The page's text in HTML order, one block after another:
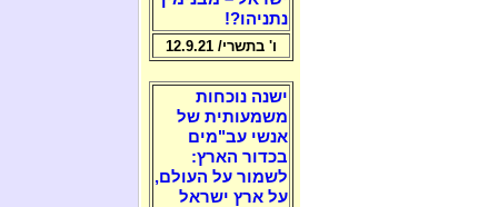
נתניהו?!
ו' בתשרי/ 12.9.21
ישנה נוכחות
משמעותית של
אנשי עב"מים
בכדור הארץ:
לשמור על העולם,
על ארץ ישראל